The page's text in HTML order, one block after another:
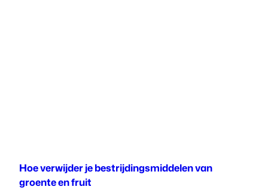
Hoe verwijder je bestrijdingsmiddelen van
groente en fruit